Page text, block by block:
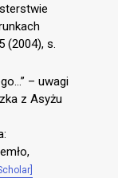
(2004), s.
– uwagi
z Asyżu